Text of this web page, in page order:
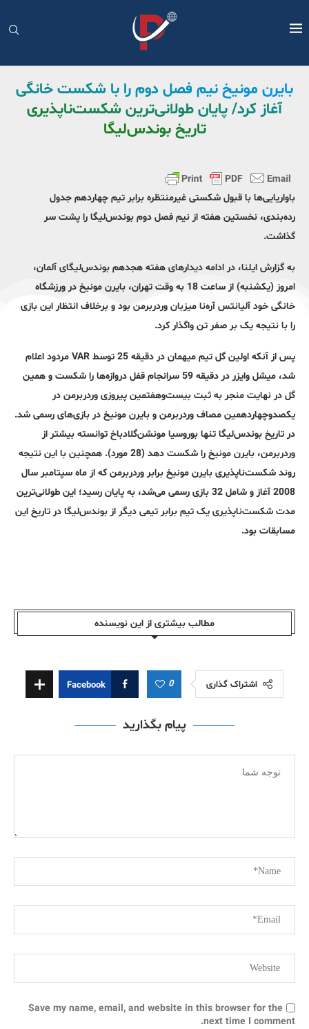
بایرن مونیخ نیم فصل دوم را با شکست خانگی
آغاز کرد/ پایان طولانی‌ترین شکست‌ناپذیری
تاریخ بوندس‌لیگا
باواریایی‌ها با قبول شکستی غیرمنتظره برابر تیم چهاردهم جدول
رده‌بندی‌، نخستین هفته از نیم فصل دوم بوندس‌لیگا را پشت سر
گذاشت.
به گزارش ایلنا، در ادامه دیدارهای هفته هجدهم بوندس‌لیگای آلمان،
امروز (یکشنبه) از ساعت 18 به وقت تهران، بایرن مونیخ در ورزشگاه
خانگی خود آلیانتس آره‌نا میزبان وردربرمن بود و برخلاف انتظار این بازی
را با نتیجه یک بر صفر تن واگذار کرد.
پس از آنکه اولین گل تیم میهمان در دقیقه 25 توسط VAR مردود اعلام
شد، میشل وایزر در دقیقه 59 سرانجام قفل دروازه‌ها را شکست و همین
گل در نهایت منجر به ثبت بیست‌و‌هفتمین پیروزی وردربرمن در
یکصد‌و‌چهاردهمین مصاف وردربرمن و بایرن مونیخ در بازی‌‌های رسمی شد.
در تاریخ بوندس‌لیگا تنها بوروسیا مونشن‌گلادباخ توانسته بیشتر از
وردربرمن، بایرن مونیخ را شکست دهد (28 مورد). همچنین با این نتیجه
روند شکست‌ناپذیری بایرن مونیخ برابر وردربرمن که از ماه سپتامبر سال
2008 آغاز و شامل 32 بازی رسمی می‌شد، به پایان رسید؛ این طولانی‌ترین
مدت شکست‌‌ناپذیری یک تیم برابر تیمی دیگر از بوندس‌لیگا در تاریخ این
مسابقات بود.
مطالب بیشتری از این نویسندە
اشتراک گذاری 0
Facebook
پیام بگذارید
Save my name, email, and website in this browser for the
next time I comment.